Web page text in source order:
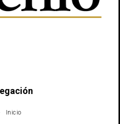
Inicio